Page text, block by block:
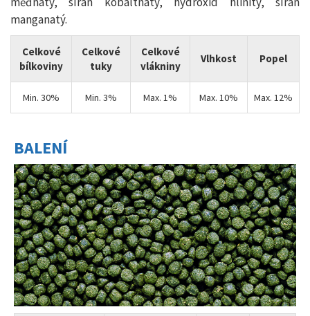
manganatý.
Celkové
bílkoviny
Celkové
tuky
Celkové
vlákniny
Vlhkost Popel
Min. 30% Min. 3% Max. 1% Max. 10% Max. 12%
BALENÍ